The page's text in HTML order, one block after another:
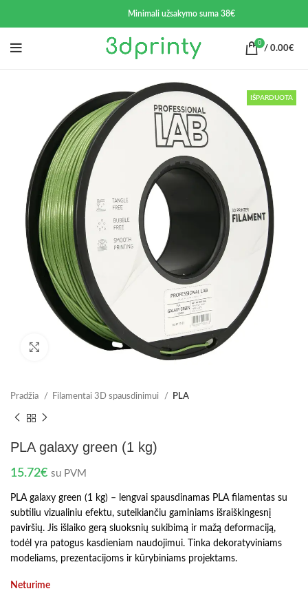
Minimali užsakymo suma 38€
0
/ 0.00€
IŠPARDUOTA
Spustelėkite norėdami padidinti
Pradžia Filamentai 3D spausdinimui PLA
PLA galaxy green (1 kg)
15.72€ su PVM
PLA galaxy green (1 kg) – lengvai spausdinamas PLA filamentas su
subtiliu vizualiniu efektu, suteikiančiu gaminiams išraiškingesnį
paviršių. Jis išlaiko gerą sluoksnių sukibimą ir mažą deformaciją,
todėl yra patogus kasdieniam naudojimui. Tinka dekoratyviniams
modeliams, prezentacijoms ir kūrybiniams projektams.
Neturime